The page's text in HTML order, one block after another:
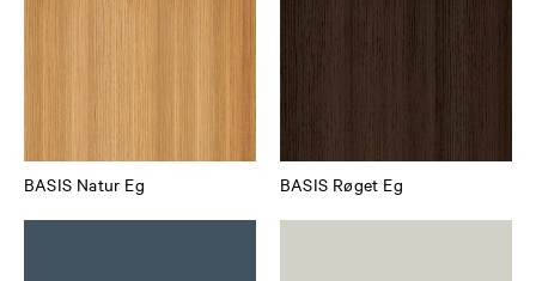
BASIS Natur Eg BASIS Røget Eg